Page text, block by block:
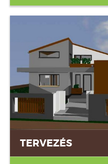
TERVEZÉS